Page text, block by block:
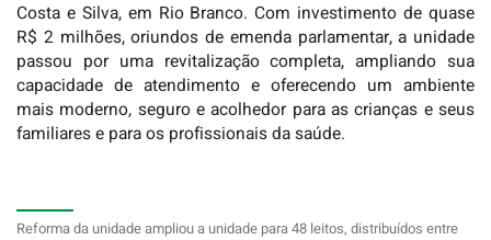
Costa e Silva, em Rio Branco. Com investimento de quase
R$ 2 milhões, oriundos de emenda parlamentar, a unidade
passou por uma revitalização completa, ampliando sua
capacidade de atendimento e oferecendo um ambiente
mais moderno, seguro e acolhedor para as crianças e seus
familiares e para os profissionais da saúde.
Reforma da unidade ampliou a unidade para 48 leitos, distribuídos entre